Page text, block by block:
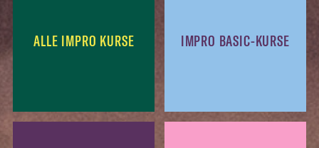
ALLE IMPRO KURSE IMPRO BASIC-KURSE